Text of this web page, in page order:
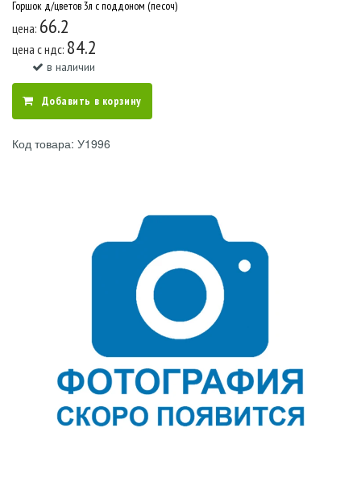
Горшок д/цветов 3л с поддоном (песоч)
цена: 66.2
цена c ндс: 84.2
в наличии
Добавить в корзину
Код товара: У1996